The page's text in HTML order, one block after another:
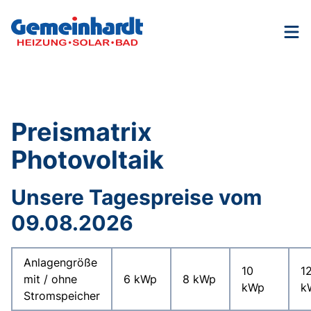
Preismatrix
Photovoltaik
Unsere Tagespreise vom
09.08.2026
Anlagengröße
mit / ohne
Stromspeicher
6 kWp 8 kWp
10
kWp